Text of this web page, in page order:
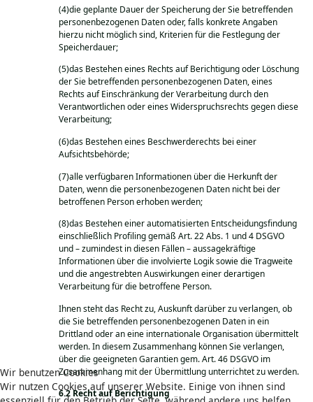
(4)die geplante Dauer der Speicherung der Sie betreffenden
personenbezogenen Daten oder, falls konkrete Angaben
hierzu nicht möglich sind, Kriterien für die Festlegung der
Speicherdauer;
(5)das Bestehen eines Rechts auf Berichtigung oder Löschung
der Sie betreffenden personenbezogenen Daten, eines
Rechts auf Einschränkung der Verarbeitung durch den
Verantwortlichen oder eines Widerspruchsrechts gegen diese
Verarbeitung;
(6)das Bestehen eines Beschwerderechts bei einer
Aufsichtsbehörde;
(7)alle verfügbaren Informationen über die Herkunft der
Daten, wenn die personenbezogenen Daten nicht bei der
betroffenen Person erhoben werden;
(8)das Bestehen einer automatisierten Entscheidungsfindung
einschließlich Profiling gemäß Art. 22 Abs. 1 und 4 DSGVO
und – zumindest in diesen Fällen – aussagekräftige
Informationen über die involvierte Logik sowie die Tragweite
und die angestrebten Auswirkungen einer derartigen
Verarbeitung für die betroffene Person.
Ihnen steht das Recht zu, Auskunft darüber zu verlangen, ob
die Sie betreffenden personenbezogenen Daten in ein
Drittland oder an eine internationale Organisation übermittelt
werden. In diesem Zusammenhang können Sie verlangen,
über die geeigneten Garantien gem. Art. 46 DSGVO im
Zusammenhang mit der Übermittlung unterrichtet zu werden.
Recht auf Berichtigung
Wir benutzen Cookies
Wir nutzen Cookies auf unserer Website. Einige von ihnen sind